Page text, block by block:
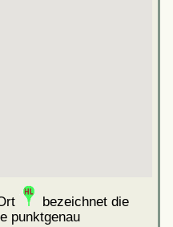
bezeichnet die
punktgenau